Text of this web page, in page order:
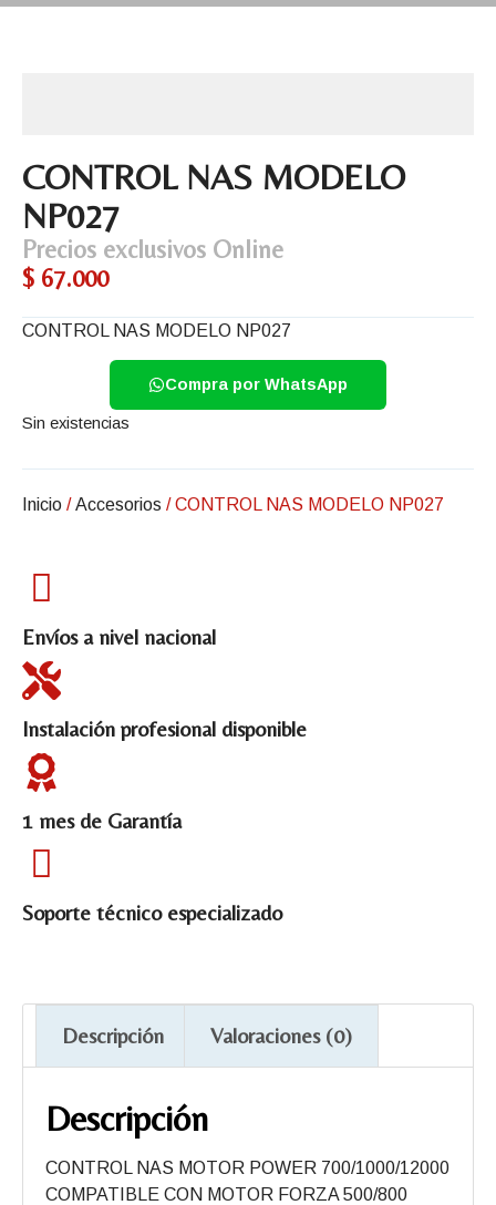
CONTROL NAS MODELO
NP027
Precios exclusivos Online
$ 67.000
CONTROL NAS MODELO NP027
Compra por WhatsApp
Sin existencias
Inicio /Accesorios / CONTROL NAS MODELO NP027
Envíos a nivel nacional
Instalación profesional disponible
1 mes de Garantía
Soporte técnico especializado
Descripción Valoraciones (0)
Descripción
CONTROL NAS MOTOR POWER 700/1000/12000
COMPATIBLE CON MOTOR FORZA 500/800